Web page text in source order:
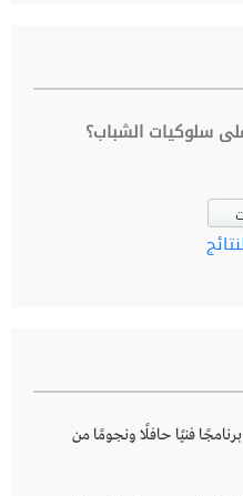
سلوكيات الشباب؟
2026 يكشف برنامجًا فنيًا حافلًا ونجومًا من